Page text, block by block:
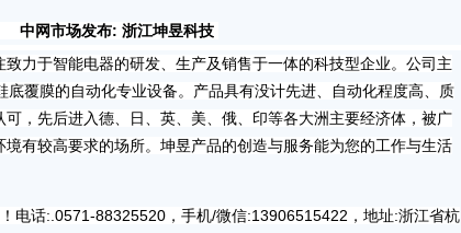
坤昱科技
于智能电器的研发、生产及销售于一体的科技型企业。公司主
覆膜的自动化专业设备。产品具有没计先进、自动化程度高、质
，先后进入德、日、英、美、俄、印等各大洲主要经济体，被广
有较高要求的场所。坤昱产品的创造与服务能为您的工作与生活
话:.0571-88325520，手机/微信:13906515422，地址:浙江省杭